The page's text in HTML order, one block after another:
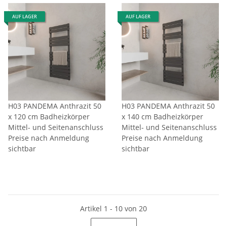
AUF LAGER
H03 PANDEMA Anthrazit 50
x 120 cm Badheizkörper
Mittel- und Seitenanschluss
Preise nach Anmeldung
sichtbar
AUF LAGER
H03 PANDEMA Anthrazit 50
x 140 cm Badheizkörper
Mittel- und Seitenanschluss
Preise nach Anmeldung
sichtbar
Artikel 1 - 10 von 20